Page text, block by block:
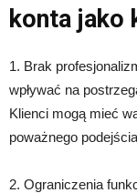
konta jako
1. Brak
wpływać na
Klienci mogą mieć
poważnego
2. Ograniczenia